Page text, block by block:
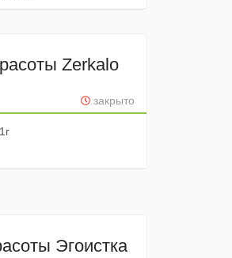
Zerkalo
закрыто
Эгоистка